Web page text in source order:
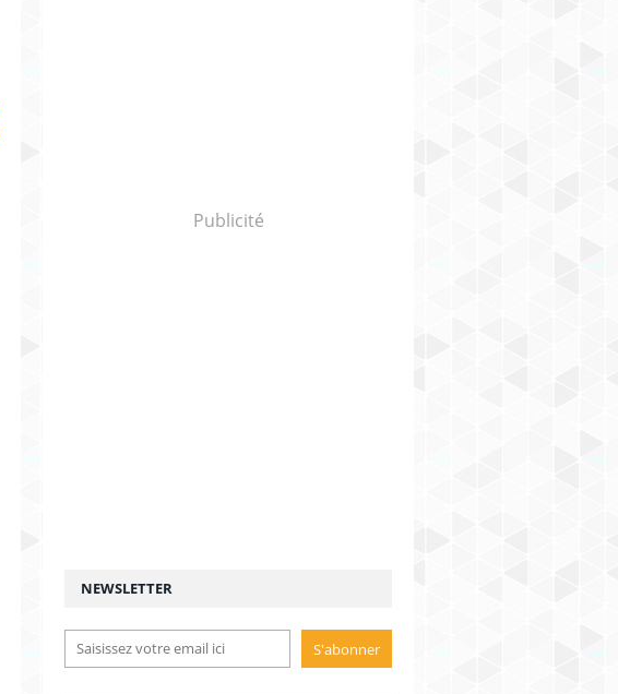
Publicité
NEWSLETTER